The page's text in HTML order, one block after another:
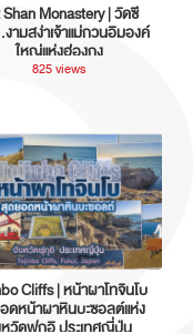
Shan Monastery | วัดซี
ามสง่าเจ้าแม่กวนอิมองค์
ใหญ่แห่งฮ่องกง
825 views
Cliffs | หน้าผาโทจินโบ
ดหน้าผาหินบะซอลต์แห่ง
วัดฟุกุอิ ประเทศญี่ปุ่น